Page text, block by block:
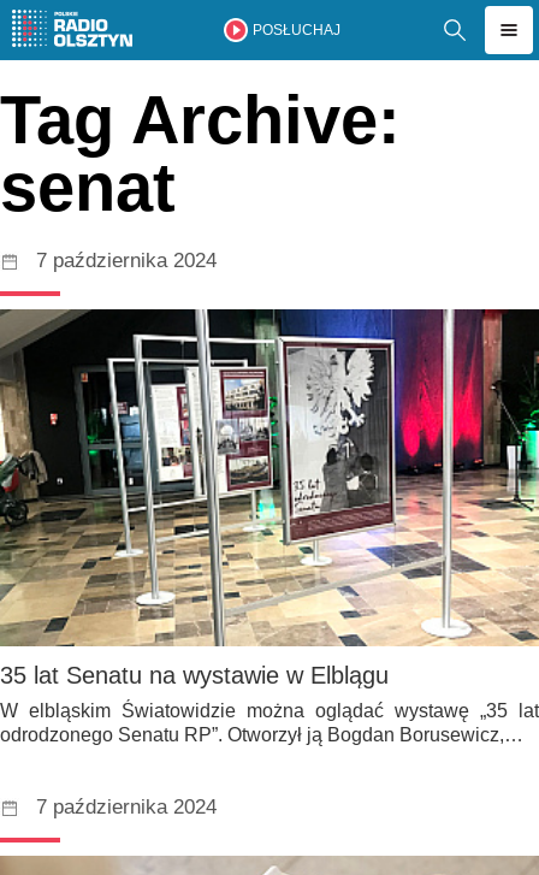
POSŁUCHAJ
Tag Archive:
senat
7 października 2024
35 lat Senatu na wystawie w Elblągu
W elbląskim Światowidzie można oglądać wystawę „35 lat
odrodzonego Senatu RP”. Otworzył ją Bogdan Borusewicz,…
7 października 2024